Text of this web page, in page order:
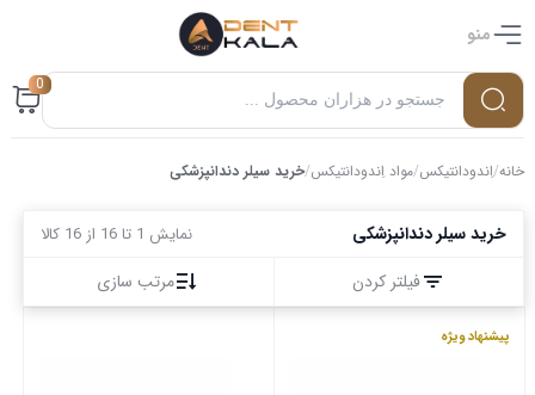
منو
0
خانه/اِندودانتیکس/مواد اِندودانتیکس/خرید سیلر دندانپزشکی
خرید سیلر دندانپزشکی نمایش 1 تا 16 از 16 کالا
فیلتر کردن مرتب سازی
پیشنهاد ویژه